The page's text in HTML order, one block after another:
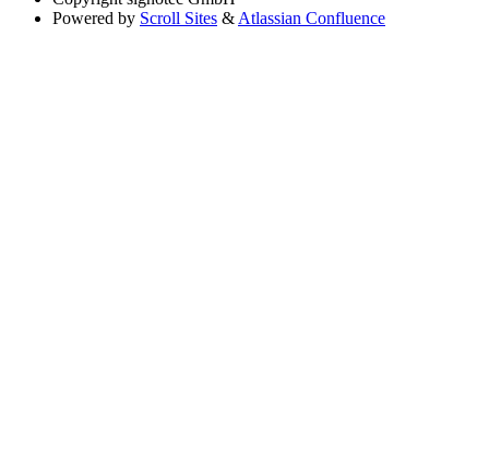
Powered by Scroll Sites &Atlassian Confluence